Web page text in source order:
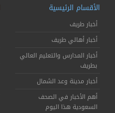
الأقسام الرئيسية
أخبار طريف
أخبار أهالي طريف
أخبار المدارس والتعليم العالي
بطريف
أخبار مدينة وعد الشمال
أهم الأخبار في الصحف
السعودية هذا اليوم